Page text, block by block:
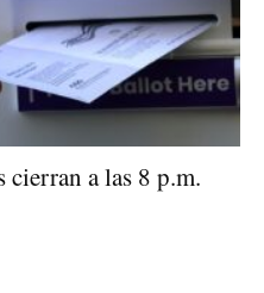
cierran a las 8 p.m.